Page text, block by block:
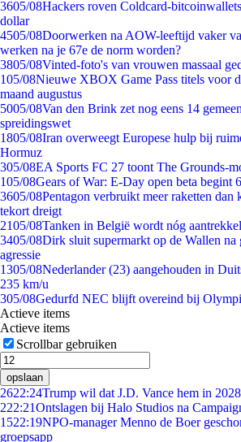
3605/08Hackers roven Coldcard-
dollar
4505/08Doorwerken na AOW-leeftijd vaker
werken na je 67e de norm worden?
3805/08Vinted-foto's van vrouwen massaal
105/08Nieuwe XBOX Game Pass titels voor
maand augustus
5005/08Van den Brink zet nog eens 14
spreidingswet
1805/08Iran overweegt Europese hulp bij
Hormuz
305/08EA Sports FC 27 toont The Grounds-
105/08Gears of War: E-Day open beta begint
3605/08Pentagon verbruikt meer raketten dan
tekort dreigt
2105/08Tanken in België wordt nóg
3405/08Dirk sluit supermarkt op de Wallen na
agressie
1305/08Nederlander (23) aangehouden in
235 km/u
305/08Gedurfd NEC blijft overeind bij
Actieve items
Actieve items
Scrollbar gebruiken
opslaan
2622:24Trump wil dat J.D. Vance hem in
222:21Ontslagen bij Halo Studios na
1522:19NPO-manager Menno de Boer
groepsapp